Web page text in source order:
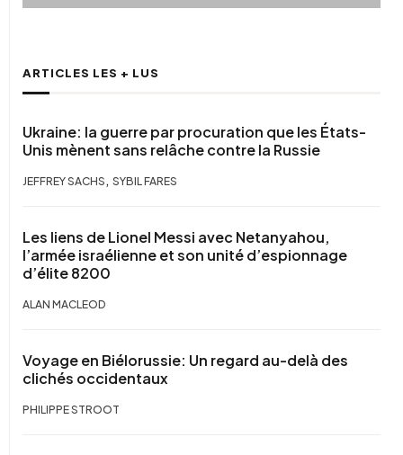
ARTICLES LES + LUS
Ukraine: la guerre par procuration que les États-
Unis mènent sans relâche contre la Russie
JEFFREY SACHS , SYBIL FARES
Les liens de Lionel Messi avec Netanyahou,
l’armée israélienne et son unité d’espionnage
d’élite 8200
ALAN MACLEOD
Voyage en Biélorussie: Un regard au-delà des
clichés occidentaux
PHILIPPE STROOT